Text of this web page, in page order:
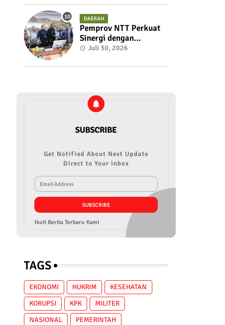
Mengembalikan
Kedaulatan Anggota
DAERAH
Pemprov NTT Perkuat
Sinergi dengan
Pemerintah Pusat
PON XXII 2028 dan
Juli 30, 2026
SUBSCRIBE
Get Notified About Next Update
Direct to Your inbox
Ikuti Berita Terbaru Kami
TAGS
EKONOMI HUKRIM
KESEHATAN
KORUPSI
KPK
MILITER
NASIONAL
PEMERINTAH